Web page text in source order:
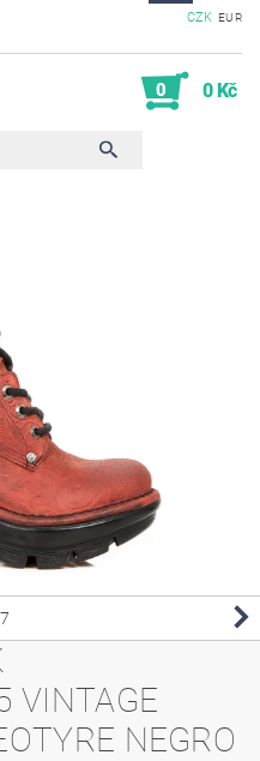
CZK EUR
0 0 Kč
VINTAGE
NEGRO